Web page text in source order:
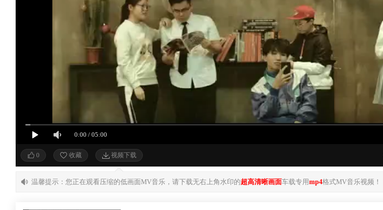
0:00 / 05:00
0 收藏 视频下载
温馨提示：您正在观看压缩的低画面MV音乐，请下载无右上角水印的超高清晰画面车载专用mp4格式MV音乐视频！